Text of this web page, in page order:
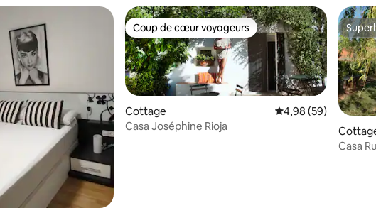
12 commentaires : 4,92 sur 5
Coup de cœur voyageurs
Coup de cœur voyageurs
Cottage Évaluation moyenne
4,98 (59)
Casa Joséphine Rioja
Casa